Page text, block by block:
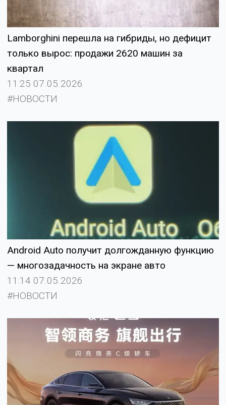
Lamborghini перешла на гибриды, но дефицит
только вырос: продажи 2620 машин за
квартал
11:25 07.05.2026
#НОВОСТИ
Android Auto получит долгожданную функцию
— многозадачность на экране авто
11:14 07.05.2026
#НОВОСТИ